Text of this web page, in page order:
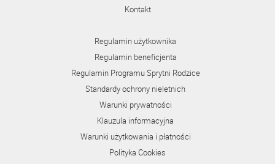
Kontakt
Regulamin użytkownika
Regulamin beneficjenta
Regulamin Programu Sprytni Rodzice
Standardy ochrony nieletnich
Warunki prywatności
Klauzula informacyjna
Warunki użytkowania i płatności
Polityka Cookies